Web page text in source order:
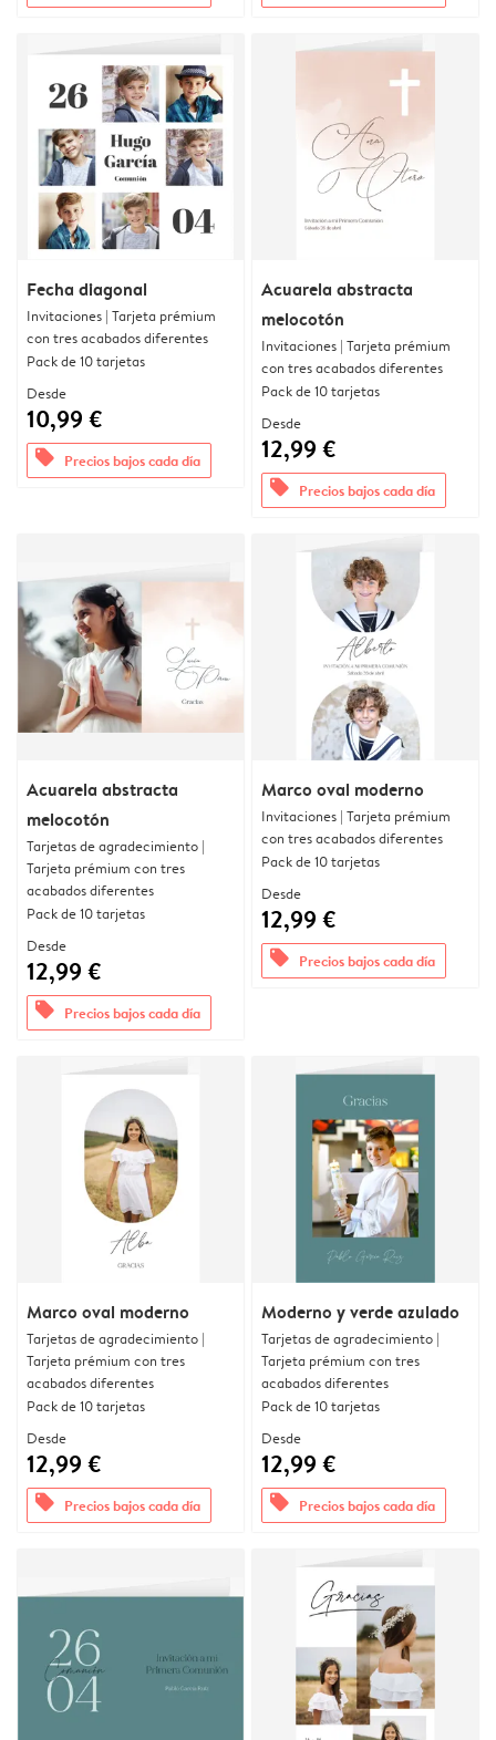
Fecha diagonal
Invitaciones | Tarjeta prémium
con tres acabados diferentes
Pack de 10 tarjetas
Desde
10,99 €
offers Precios bajos cada día
Acuarela abstracta
melocotón
Invitaciones | Tarjeta prémium
con tres acabados diferentes
Pack de 10 tarjetas
Desde
12,99 €
offers Precios bajos cada día
Acuarela abstracta
melocotón
Tarjetas de agradecimiento |
Tarjeta prémium con tres
acabados diferentes
Pack de 10 tarjetas
Desde
12,99 €
offers Precios bajos cada día
Marco oval moderno
Invitaciones | Tarjeta prémium
con tres acabados diferentes
Pack de 10 tarjetas
Desde
12,99 €
offers Precios bajos cada día
Marco oval moderno
Tarjetas de agradecimiento |
Tarjeta prémium con tres
acabados diferentes
Pack de 10 tarjetas
Desde
12,99 €
offers Precios bajos cada día
Moderno y verde azulado
Tarjetas de agradecimiento |
Tarjeta prémium con tres
acabados diferentes
Pack de 10 tarjetas
Desde
12,99 €
offers Precios bajos cada día